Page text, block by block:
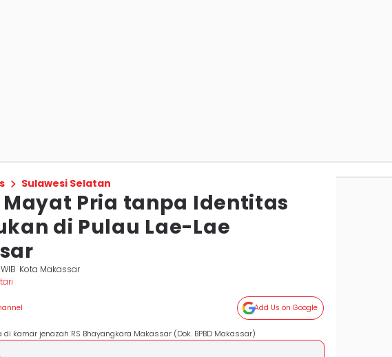
Sulawesi Selatan
Mayat Pria tanpa Identitas
di Pulau Lae-Lae
Kota Makassar
Add Us on Google
di kamar jenazah RS Bhayangkara Makassar (Dok. BPBD Makassar)